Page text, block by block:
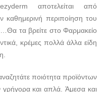
αποτελείται από
καθημερινή περιποίηση του
τα βρείτε στο Φαρμακείο
κρέμες πολλά άλλα είδη
ποιότητα προϊόντων
και απλά. Άμεσα και